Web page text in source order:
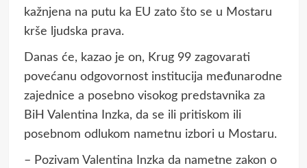
kažnjena na putu ka EU zato što se u Mostaru
krše ljudska prava.
Danas će, kazao je on, Krug 99 zagovarati
povećanu odgovornost institucija međunarodne
zajednice a posebno visokog predstavnika za
BiH Valentina Inzka, da se ili pritiskom ili
posebnom odlukom nametnu izbori u Mostaru.
– Pozivam Valentina Inzka da nametne zakon o